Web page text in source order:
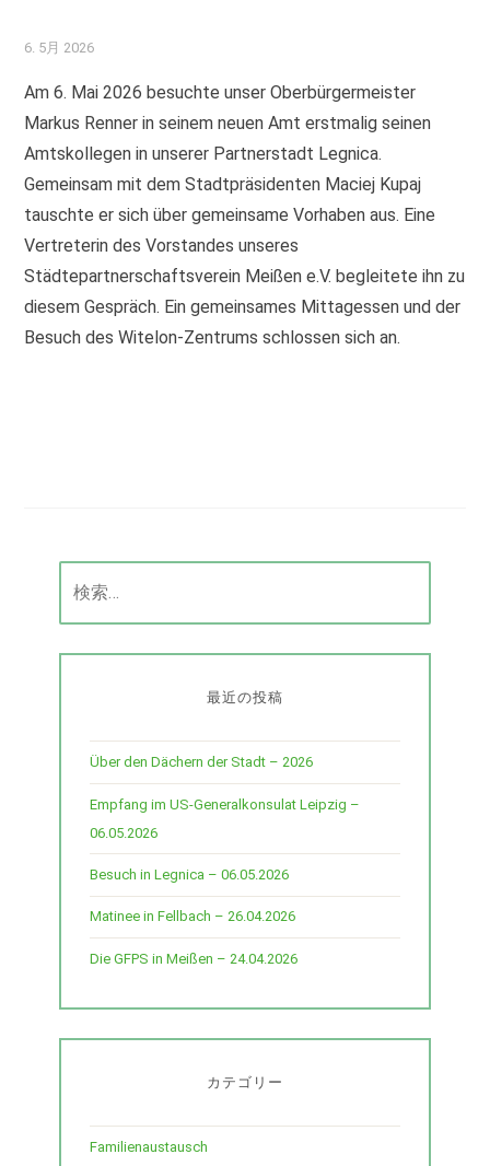
6. 5月 2026
Am 6. Mai 2026 besuchte unser Oberbürgermeister
Markus Renner in seinem neuen Amt erstmalig seinen
Amtskollegen in unserer Partnerstadt Legnica.
Gemeinsam mit dem Stadtpräsidenten Maciej Kupaj
tauschte er sich über gemeinsame Vorhaben aus. Eine
Vertreterin des Vorstandes unseres
Städtepartnerschaftsverein Meißen e.V. begleitete ihn zu
diesem Gespräch. Ein gemeinsames Mittagessen und der
Besuch des Witelon-Zentrums schlossen sich an.
最近の投稿
Über den Dächern der Stadt – 2026
Empfang im US-Generalkonsulat Leipzig –
06.05.2026
Besuch in Legnica – 06.05.2026
Matinee in Fellbach – 26.04.2026
Die GFPS in Meißen – 24.04.2026
カテゴリー
Familienaustausch